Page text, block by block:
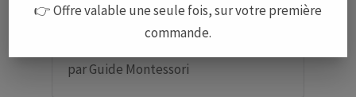
parGuide Montessori
👉 Offre valable une seule fois, sur votre première
commande.